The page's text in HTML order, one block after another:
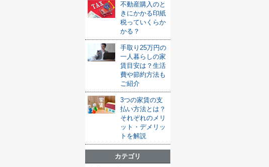
不動産購入のと
きにかかる印紙
税っていくらか
かる？
手取り25万円の
一人暮らしの家
賃目安は？生活
費や節約方法も
ご紹介
3つの家賃の支
払い方法とは？
それぞれのメリ
ット・デメリッ
トを解説
カテゴリ